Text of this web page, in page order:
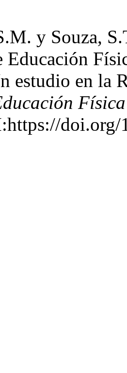
y Souza,
Educación
estudio en la